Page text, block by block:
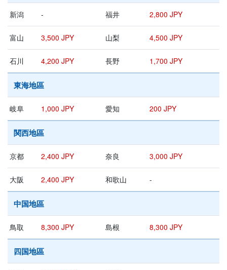
新潟 - 福井 2,800 JPY
富山 3,500 JPY 山梨 4,500 JPY
石川 4,200 JPY 長野 1,700 JPY
東海地區
岐阜 1,000 JPY 愛知 200 JPY
関西地區
京都 2,400 JPY 奈良 3,000 JPY
大阪 2,400 JPY 和歌山 -
中国地區
鳥取 8,300 JPY 島根 8,300 JPY
四国地區